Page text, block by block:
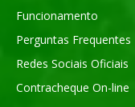
Funcionamento
Perguntas Frequentes
Redes Sociais Oficiais
Contracheque On-line